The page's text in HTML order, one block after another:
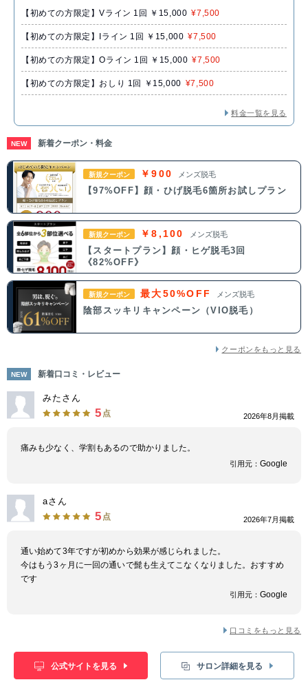
【初めての方限定】Vライン 1回 ￥15,000 ¥7,500
【初めての方限定】Iライン 1回 ￥15,000 ¥7,500
【初めての方限定】Oライン 1回 ￥15,000 ¥7,500
【初めての方限定】おしり 1回 ￥15,000 ¥7,500
料金一覧を見る
NEW 新着クーポン・料金
新規クーポン ￥900 メンズ脱毛
【97%OFF】顔・ひげ脱毛6箇所お試しプラン
新規クーポン ￥8,100 メンズ脱毛
【スタートプラン】顔・ヒゲ脱毛3回
《82%OFF》
新規クーポン 最大50%OFF メンズ脱毛
陰部スッキリキャンペーン（VIO脱毛）
クーポンをもっと見る
NEW 新着口コミ・レビュー
みたさん
5 点 2026年8月掲載
痛みも少なく、学割もあるので助かりました。
引用元： Google
aさん
5 点 2026年7月掲載
通い始めて3年ですが初めから効果が感じられました。
今はもう3ヶ月に一回の通いで髭も生えてこなくなりました。おすすめ
です
引用元： Google
口コミをもっと見る
公式サイトを見る サロン詳細を見る